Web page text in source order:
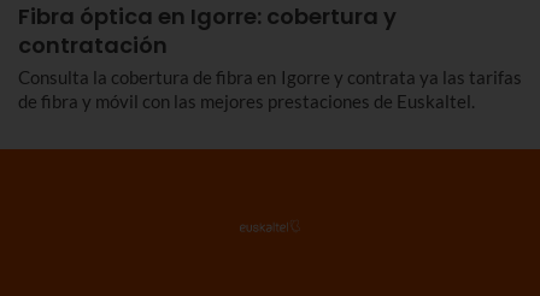
Fibra óptica en Igorre: cobertura y
contratación
Consulta la cobertura de fibra en Igorre y contrata ya las tarifas
de fibra y móvil con las mejores prestaciones de Euskaltel.